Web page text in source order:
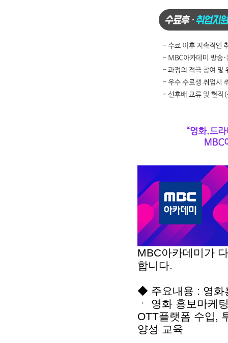
MBC아카데미가
합니다.
◆ 주요내용 : 영화
ㆍ 영화 홍보마케
OTT플랫폼 수입,
양성 교육